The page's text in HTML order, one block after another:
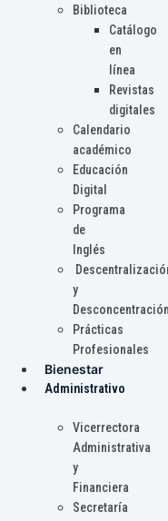
Biblioteca
Catálogo
en
línea
Revistas
digitales
Calendario
académico
Educación
Digital
Programa
de
Inglés
y
Desconcentración
Prácticas
Profesionales
Bienestar
Administrativo
Vicerrectora
Administrativa
y
Financiera
Secretaría